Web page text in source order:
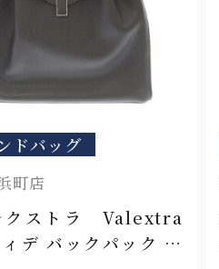
ドバッグ
町店
クストラ Valextra
デ バックパック ミ